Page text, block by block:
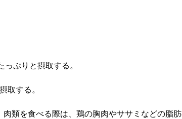
ぷりと摂取する。
取する。
類を食べる際は、鶏の胸肉やササミなどの脂